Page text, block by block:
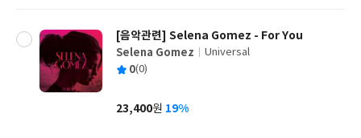
[음악관련] Selena Gomez - For You
글
쓴
Selena Gomez
출
사
Universal
평 0(0)
가
23,400원 19%